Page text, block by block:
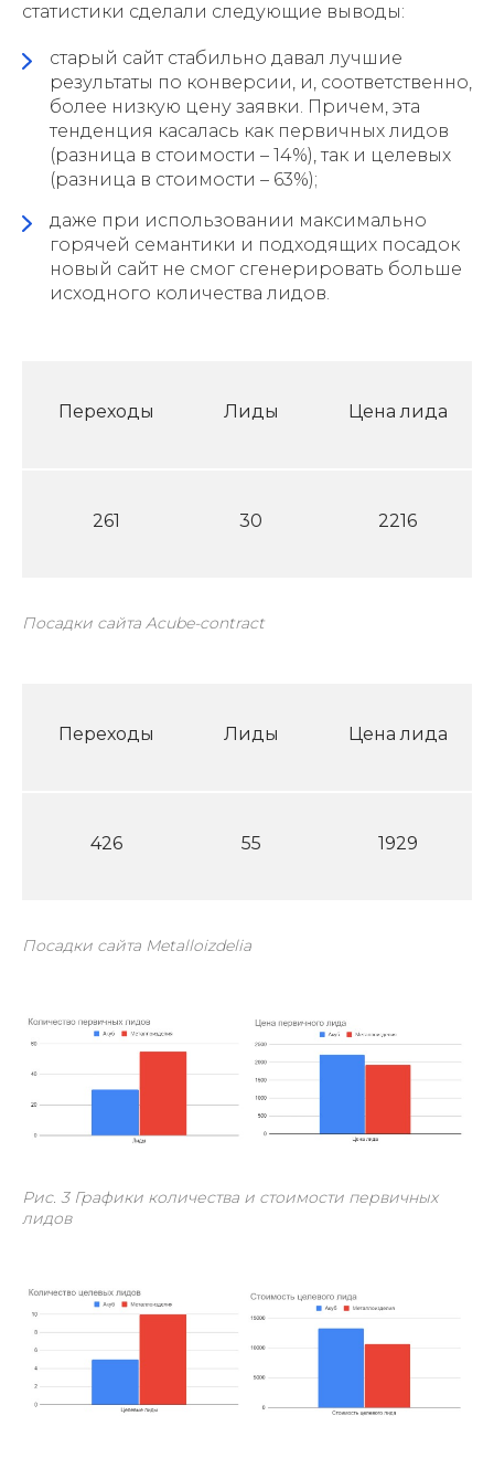
статистики сделали следующие выводы:
старый сайт стабильно давал лучшие
результаты по конверсии, и, соответственно,
более низкую цену заявки. Причем, эта
тенденция касалась как первичных лидов
(разница в стоимости – 14%), так и целевых
(разница в стоимости – 63%);
даже при использовании максимально
горячей семантики и подходящих посадок
новый сайт не смог сгенерировать больше
исходного количества лидов.
Переходы Лиды Цена лида
261 30 2216
Посадки сайта Acube-contract
Переходы Лиды Цена лида
426 55 1929
Посадки сайта Metalloizdelia
Рис. 3 Графики количества и стоимости первичных
лидов